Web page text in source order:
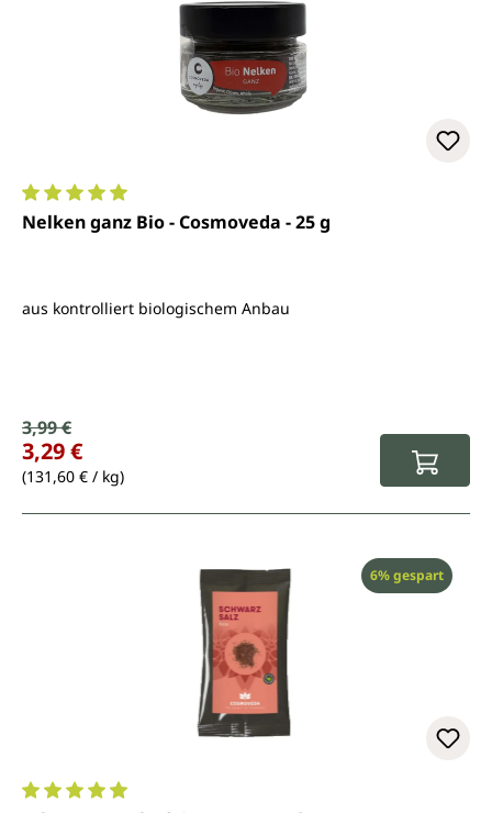
Durchschnittliche Bewertung von 5 von 5 Sternen
Nelken ganz Bio - Cosmoveda - 25 g
aus kontrolliert biologischem Anbau
Verkaufspreis:
Regulärer Preis:
3,99 €
3,29 €
(131,60 € / kg)
Rabatt
6% gespart